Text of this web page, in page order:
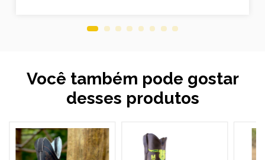
Você também pode gostar
desses produtos